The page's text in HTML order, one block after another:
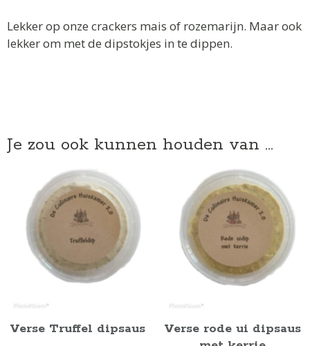
Lekker op onze crackers mais of rozemarijn. Maar ook
lekker om met de dipstokjes in te dippen.
Je zou ook kunnen houden van …
Verse Truffel dipsaus
Verse rode ui dipsaus